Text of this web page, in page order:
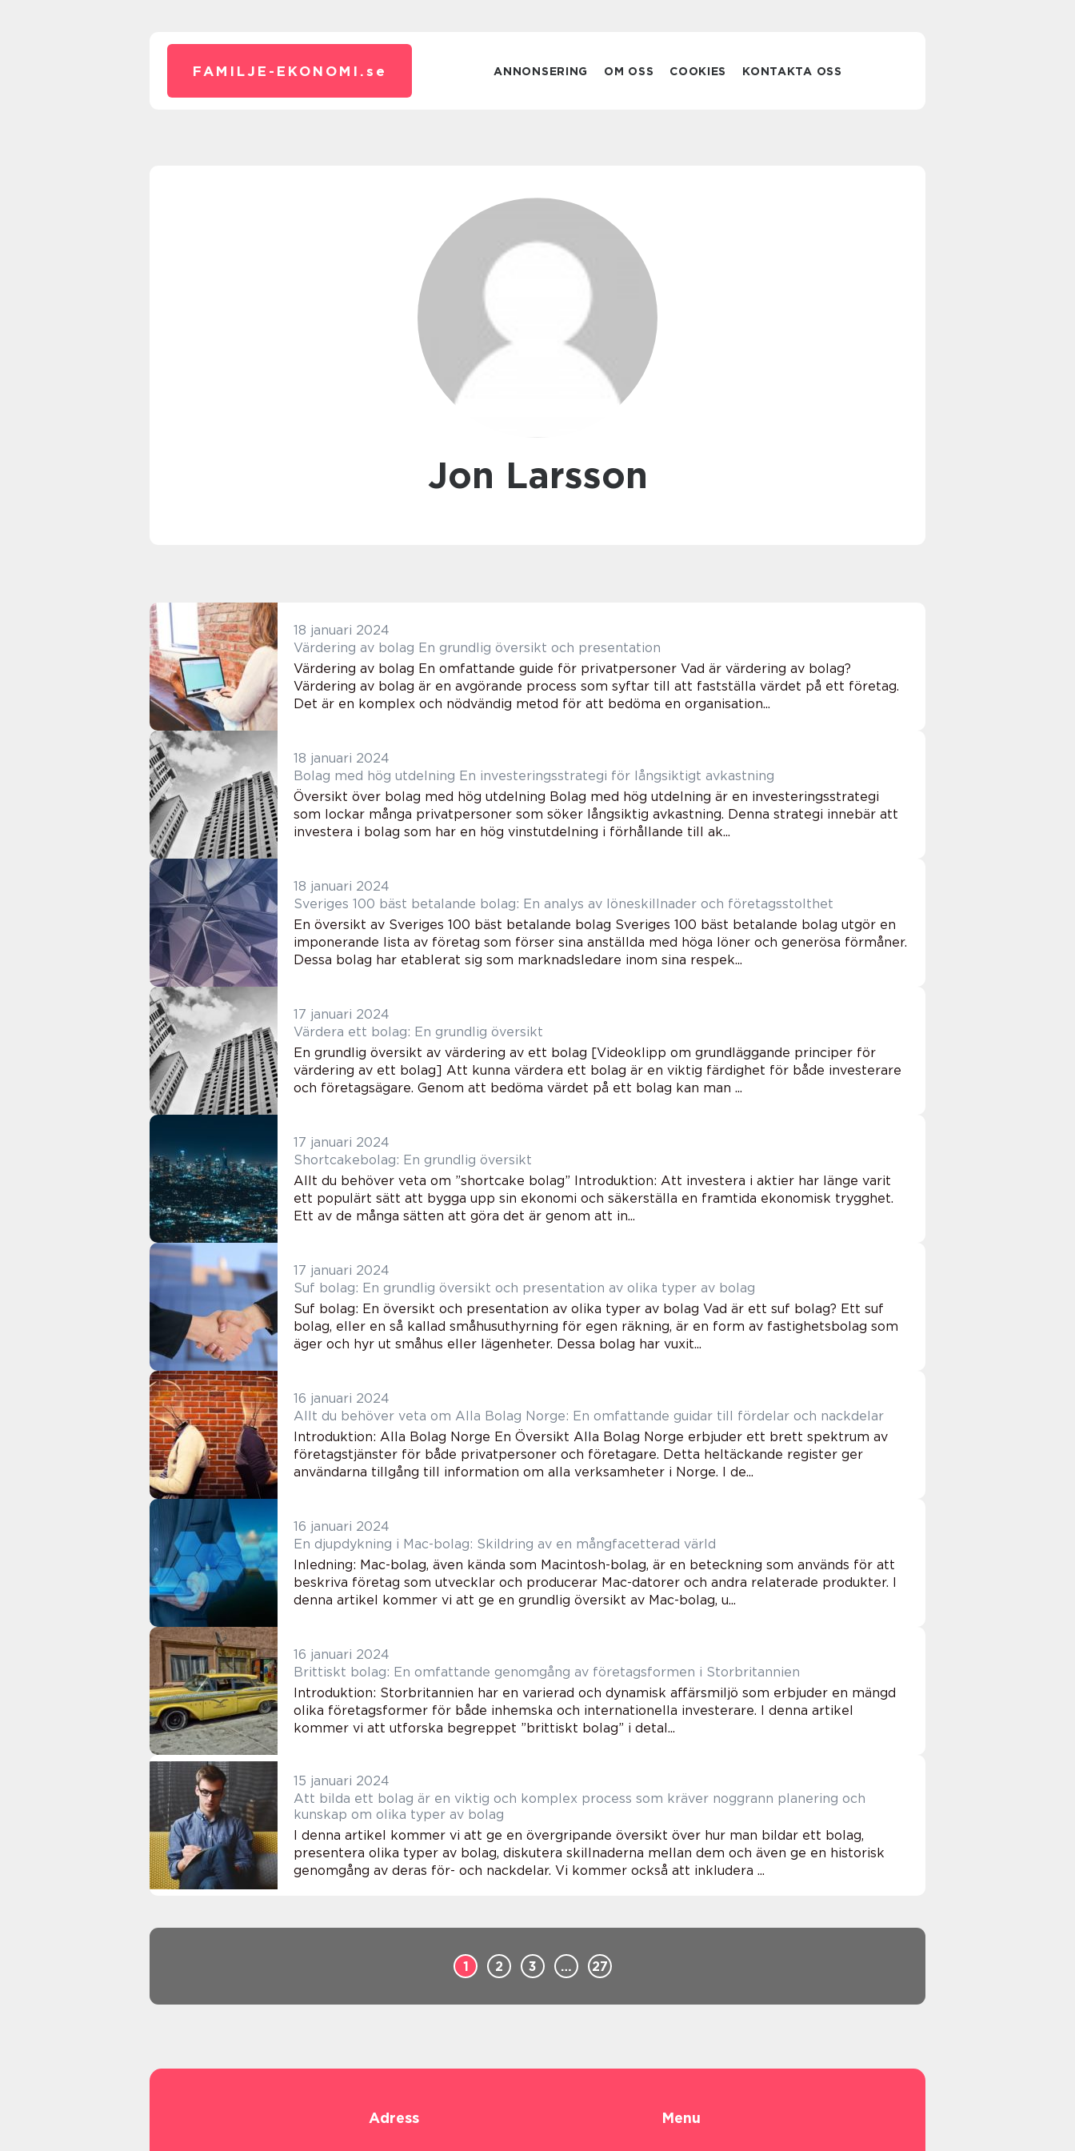
FAMILJE-EKONOMI. se ANNONSERING OM OSS COOKIES KONTAKTA OSS
Jon Larsson
18 januari 2024
Värdering av bolag En grundlig översikt och presentation
Värdering av bolag En omfattande guide för privatpersoner Vad är värdering av bolag?
Värdering av bolag är en avgörande process som syftar till att fastställa värdet på ett företag.
Det är en komplex och nödvändig metod för att bedöma en organisation...
18 januari 2024
Bolag med hög utdelning En investeringsstrategi för långsiktigt avkastning
Översikt över bolag med hög utdelning Bolag med hög utdelning är en investeringsstrategi
som lockar många privatpersoner som söker långsiktig avkastning. Denna strategi innebär att
investera i bolag som har en hög vinstutdelning i förhållande till ak...
18 januari 2024
Sveriges 100 bäst betalande bolag: En analys av löneskillnader och företagsstolthet
En översikt av Sveriges 100 bäst betalande bolag Sveriges 100 bäst betalande bolag utgör en
imponerande lista av företag som förser sina anställda med höga löner och generösa förmåner.
Dessa bolag har etablerat sig som marknadsledare inom sina respek...
17 januari 2024
Värdera ett bolag: En grundlig översikt
En grundlig översikt av värdering av ett bolag [Videoklipp om grundläggande principer för
värdering av ett bolag] Att kunna värdera ett bolag är en viktig färdighet för både investerare
och företagsägare. Genom att bedöma värdet på ett bolag kan man ...
17 januari 2024
Shortcakebolag: En grundlig översikt
Allt du behöver veta om ”shortcake bolag” Introduktion: Att investera i aktier har länge varit
ett populärt sätt att bygga upp sin ekonomi och säkerställa en framtida ekonomisk trygghet.
Ett av de många sätten att göra det är genom att in...
17 januari 2024
Suf bolag: En grundlig översikt och presentation av olika typer av bolag
Suf bolag: En översikt och presentation av olika typer av bolag Vad är ett suf bolag? Ett suf
bolag, eller en så kallad småhusuthyrning för egen räkning, är en form av fastighetsbolag som
äger och hyr ut småhus eller lägenheter. Dessa bolag har vuxit...
16 januari 2024
Allt du behöver veta om Alla Bolag Norge: En omfattande guidar till fördelar och nackdelar
Introduktion: Alla Bolag Norge En Översikt Alla Bolag Norge erbjuder ett brett spektrum av
företagstjänster för både privatpersoner och företagare. Detta heltäckande register ger
användarna tillgång till information om alla verksamheter i Norge. I de...
16 januari 2024
En djupdykning i Mac-bolag: Skildring av en mångfacetterad värld
Inledning: Mac-bolag, även kända som Macintosh-bolag, är en beteckning som används för att
beskriva företag som utvecklar och producerar Mac-datorer och andra relaterade produkter. I
denna artikel kommer vi att ge en grundlig översikt av Mac-bolag, u...
16 januari 2024
Brittiskt bolag: En omfattande genomgång av företagsformen i Storbritannien
Introduktion: Storbritannien har en varierad och dynamisk affärsmiljö som erbjuder en mängd
olika företagsformer för både inhemska och internationella investerare. I denna artikel
kommer vi att utforska begreppet ”brittiskt bolag” i detal...
15 januari 2024
Att bilda ett bolag är en viktig och komplex process som kräver noggrann planering och
kunskap om olika typer av bolag
I denna artikel kommer vi att ge en övergripande översikt över hur man bildar ett bolag,
presentera olika typer av bolag, diskutera skillnaderna mellan dem och även ge en historisk
genomgång av deras för- och nackdelar. Vi kommer också att inkludera ...
1 2 3 … 27
Adress Menu